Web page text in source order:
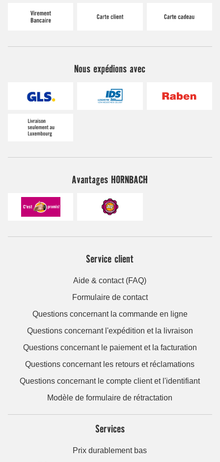
Nous expédions avec
Avantages HORNBACH
Service client
Aide & contact (FAQ)
Formulaire de contact
Questions concernant la commande en ligne
Questions concernant l'expédition et la livraison
Questions concernant le paiement et la facturation
Questions concernant les retours et réclamations
Questions concernant le compte client et l'identifiant
Modèle de formulaire de rétractation
Services
Prix durablement bas